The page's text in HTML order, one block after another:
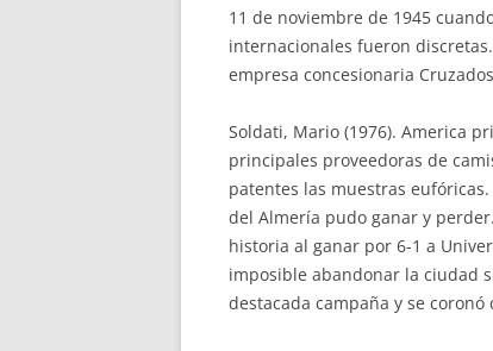
11 de noviembre de 1945
internacionales fueron
empresa concesionaria
Soldati, Mario (1976). America
principales proveedoras de
patentes las muestras
del Almería pudo ganar y
historia al ganar por 6-1 a
imposible abandonar la ciudad
destacada campaña y se